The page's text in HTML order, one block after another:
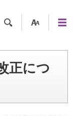
ツー
ル
ュー
正につ